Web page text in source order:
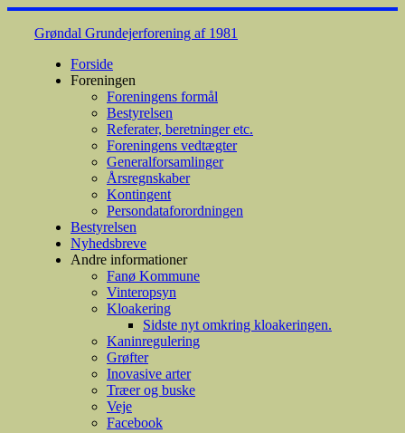
Skip
Grøndal Grundejerforening af 1981
Forside
Foreningen
Foreningens formål
Bestyrelsen
Referater, beretninger etc.
Foreningens vedtægter
Generalforsamlinger
Årsregnskaber
Kontingent
Persondataforordningen
Bestyrelsen
Nyhedsbreve
Andre informationer
Fanø Kommune
Vinteropsyn
Kloakering
Sidste nyt omkring kloakeringen.
Kaninregulering
Grøfter
Inovasive arter
Træer og buske
Veje
Facebook